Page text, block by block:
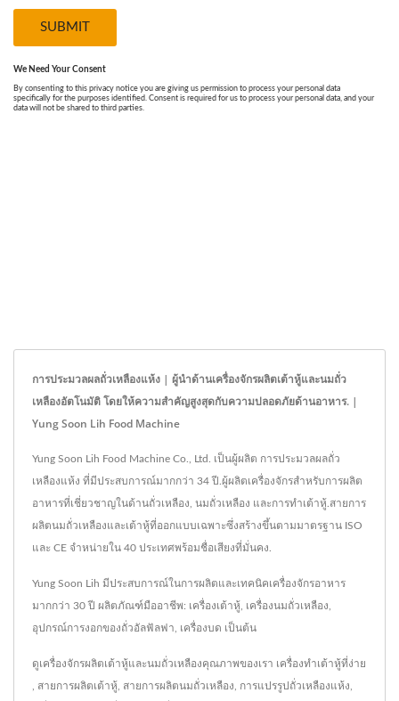
การประมวลผลถั่วเหลืองแห้ง | ผู้นำด้านเครื่องจักรผลิตเต้าหู้และนมถั่ว
เหลืองอัตโนมัติ โดยให้ความสำคัญสูงสุดกับความปลอดภัยด้านอาหาร. |
Yung Soon Lih Food Machine
Yung Soon Lih Food Machine Co., Ltd. เป็นผู้ผลิต การประมวลผลถั่ว
เหลืองแห้ง ที่มีประสบการณ์มากกว่า 34 ปี.ผู้ผลิตเครื่องจักรสำหรับการผลิต
อาหารที่เชี่ยวชาญในด้านถั่วเหลือง, นมถั่วเหลือง และการทำเต้าหู้.สายการ
ผลิตนมถั่วเหลืองและเต้าหู้ที่ออกแบบเฉพาะซึ่งสร้างขึ้นตามมาตรฐาน ISO
และ CE จำหน่ายใน 40 ประเทศพร้อมชื่อเสียงที่มั่นคง.
Yung Soon Lih มีประสบการณ์ในการผลิตและเทคนิคเครื่องจักรอาหาร
มากกว่า 30 ปี ผลิตภัณฑ์มืออาชีพ: เครื่องเต้าหู้, เครื่องนมถั่วเหลือง,
อุปกรณ์การงอกของถั่วอัลฟัลฟา, เครื่องบด เป็นต้น
ดูเครื่องจักรผลิตเต้าหู้และนมถั่วเหลืองคุณภาพของเรา เครื่องทำเต้าหู้ที่ง่าย
สายการผลิตเต้าหู้ สายการผลิตนมถั่วเหลือง การแปรรูปถั่วเหลืองแห้ง